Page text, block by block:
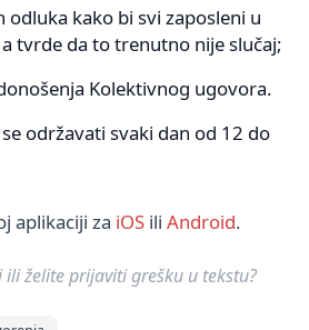
odluka kako bi svi zaposleni u
tvrde da to trenutno nije slučaj;
Kolektivnog ugovora.
održavati svaki dan od 12 do
aplikaciji za iOS ili Android.
ili želite prijaviti grešku u tekstu?